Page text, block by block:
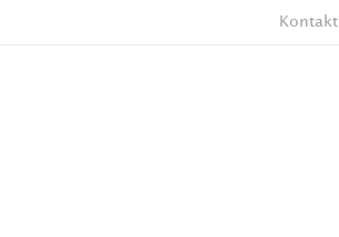
Kontakt